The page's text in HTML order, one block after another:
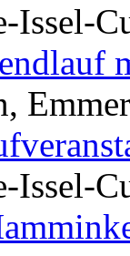
Issel-
Issel-